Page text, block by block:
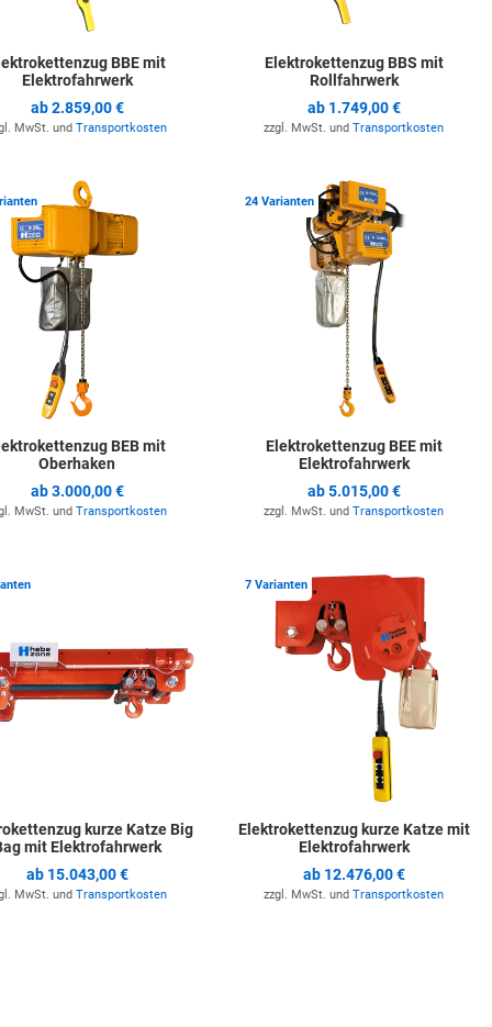
BBE mit
Elektrofahrwerk
ab2.859,00 €
MwSt. und Transportkosten
Elektrokettenzug BBS mit
Rollfahrwerk
ab 1.749,00 €
zzgl. MwSt. und Transportkosten
hinzufügen Zur Merkliste hinzufügen
BEB mit
Oberhaken
ab3.000,00 €
MwSt. und Transportkosten
24 Varianten
Elektrokettenzug BEE mit
Elektrofahrwerk
ab5.015,00 €
zzgl. MwSt. und Transportkosten
hinzufügen Zur Merkliste hinzufügen
kurze Katze Big
mit Elektrofahrwerk
ab 15.043,00 €
MwSt. und Transportkosten
7 Varianten
Elektrokettenzug kurze Katze mit
Elektrofahrwerk
ab 12.476,00 €
zzgl. MwSt. und Transportkosten